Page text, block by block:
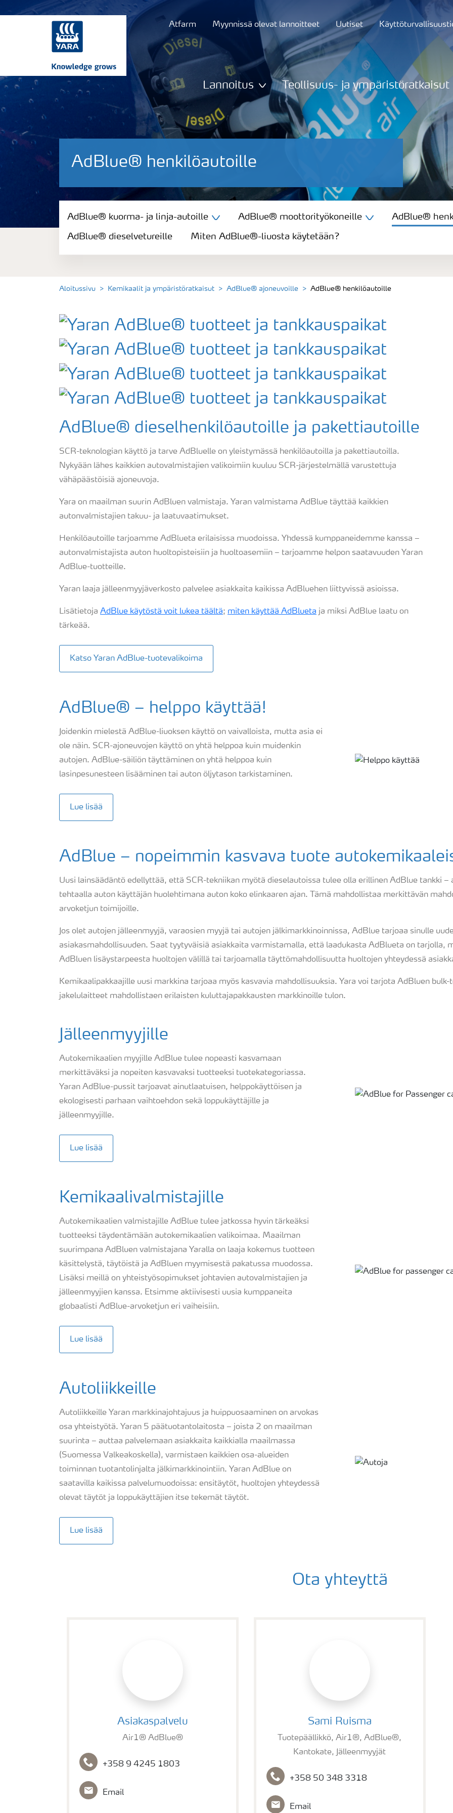
Atfarm Myynnissä olevat lannoitteet Uutiset
Lannoitus Teollisuus- ja ympäristöratkaisut
AdBlue® henkilöautoille
AdBlue® kuorma- ja linja-autoille
AdBlue® moottorityökoneille
AdBlue® kuorma- ja linja-autoille AdBlue® moottorityökoneille AdBlue®
AdBlue® dieselvetureille Miten AdBlue®-liuosta käytetään?
Aloitussivu Kemikaalit ja ympäristöratkaisut AdBlue® ajoneuvoille AdBlue® henkilöautoille
AdBlue® dieselhenkilöautoille ja pakettiautoille
SCR-teknologian käyttö ja tarve AdBluelle on yleistymässä henkilöautoilla ja pakettiautoilla.
Nykyään lähes kaikkien autovalmistajien valikoimiin kuuluu SCR-järjestelmällä varustettuja
vähäpäästöisiä ajoneuvoja.
Yara on maailman suurin AdBluen valmistaja. Yaran valmistama AdBlue täyttää kaikkien
autonvalmistajien takuu- ja laatuvaatimukset.
Henkilöautoille tarjoamme AdBlueta erilaisissa muodoissa. Yhdessä kumppaneidemme kanssa –
autonvalmistajista auton huoltopisteisiin ja huoltoasemiin – tarjoamme helpon saatavuuden Yaran
AdBlue-tuotteille.
Yaran laaja jälleenmyyjäverkosto palvelee asiakkaita kaikissa AdBluehen liittyvissä asioissa.
Lisätietoja AdBlue käytöstä voit lukea täältä; miten käyttää AdBlueta ja miksi AdBlue laatu on
tärkeää.
Katso Yaran AdBlue-tuotevalikoima
AdBlue® – helppo käyttää!
Joidenkin mielestä AdBlue-liuoksen käyttö on vaivalloista, mutta asia ei
ole näin. SCR-ajoneuvojen käyttö on yhtä helppoa kuin muidenkin
autojen. AdBlue-säiliön täyttäminen on yhtä helppoa kuin
lasinpesunesteen lisääminen tai auton öljytason tarkistaminen.
Lue lisää
AdBlue – nopeimmin kasvava tuote
Uusi lainsäädäntö edellyttää, että SCR-tekniikan myötä dieselautoissa tulee olla erillinen AdBlue tankki –
tehtaalla auton käyttäjän huolehtimana auton koko elinkaaren ajan. Tämä mahdollistaa merkittävän
arvoketjun toimijoille.
Jos olet autojen jälleenmyyjä, varaosien myyjä tai autojen jälkimarkkinoinnissa, AdBlue tarjoaa sinulle
asiakasmahdollisuuden. Saat tyytyväisiä asiakkaita varmistamalla, että laadukasta AdBlueta on tarjolla,
AdBluen lisäystarpeesta huoltojen välillä tai tarjoamalla täyttömahdollisuutta huoltojen yhteydessä
Kemikaalipakkaajille uusi markkina tarjoaa myös kasvavia mahdollisuuksia. Yara voi tarjota AdBluen
jakelulaitteet mahdollistaen erilaisten kuluttajapakkausten markkinoille tulon.
Jälleenmyyjille
Autokemikaalien myyjille AdBlue tulee nopeasti kasvamaan
merkittäväksi ja nopeiten kasvavaksi tuotteeksi tuotekategoriassa.
Yaran AdBlue-pussit tarjoavat ainutlaatuisen, helppokäyttöisen ja
ekologisesti parhaan vaihtoehdon sekä loppukäyttäjille ja
jälleenmyyjille.
Lue lisää
Kemikaalivalmistajille
Autokemikaalien valmistajille AdBlue tulee jatkossa hyvin tärkeäksi
tuotteeksi täydentämään autokemikaalien valikoimaa. Maailman
suurimpana AdBluen valmistajana Yaralla on laaja kokemus tuotteen
käsittelystä, täytöistä ja AdBluen myymisestä pakatussa muodossa.
Lisäksi meillä on yhteistyösopimukset johtavien autovalmistajien ja
jälleenmyyjien kanssa. Etsimme aktiivisesti uusia kumppaneita
globaalisti AdBlue-arvoketjun eri vaiheisiin.
Lue lisää
Autoliikkeille
Autoliikkeille Yaran markkinajohtajuus ja huippuosaaminen on arvokas
osa yhteistyötä. Yaran 5 päätuotantolaitosta – joista 2 on maailman
suurinta – auttaa palvelemaan asiakkaita kaikkialla maailmassa
(Suomessa Valkeakoskella), varmistaen kaikkien osa-alueiden
toiminnan tuotantolinjalta jälkimarkkinointiin. Yaran AdBlue on
saatavilla kaikissa palvelumuodoissa: ensitäytöt, huoltojen yhteydessä
olevat täytöt ja loppukäyttäjien itse tekemät täytöt.
Lue lisää
Ota yhteyttä
Asiakaspalvelu
Air1® AdBlue®
+358 9 4245 1803
Email
Sami Ruisma
Tuotepäällikkö, Air1®, AdBlue®,
Kantokate, Jälleenmyyjät
+358 50 348 3318
Email